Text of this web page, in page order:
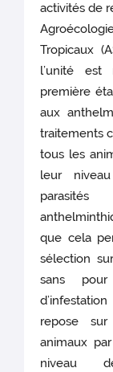
activités de
Tropicaux
l’unité est
première
aux
traitements
tous les
leur
que cela
sélection
sans
repose
animaux
niveau